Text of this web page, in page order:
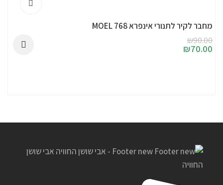
מחבר לקיר לתנורי אינפרא 768 MOEL
₪90.00
₪70.00